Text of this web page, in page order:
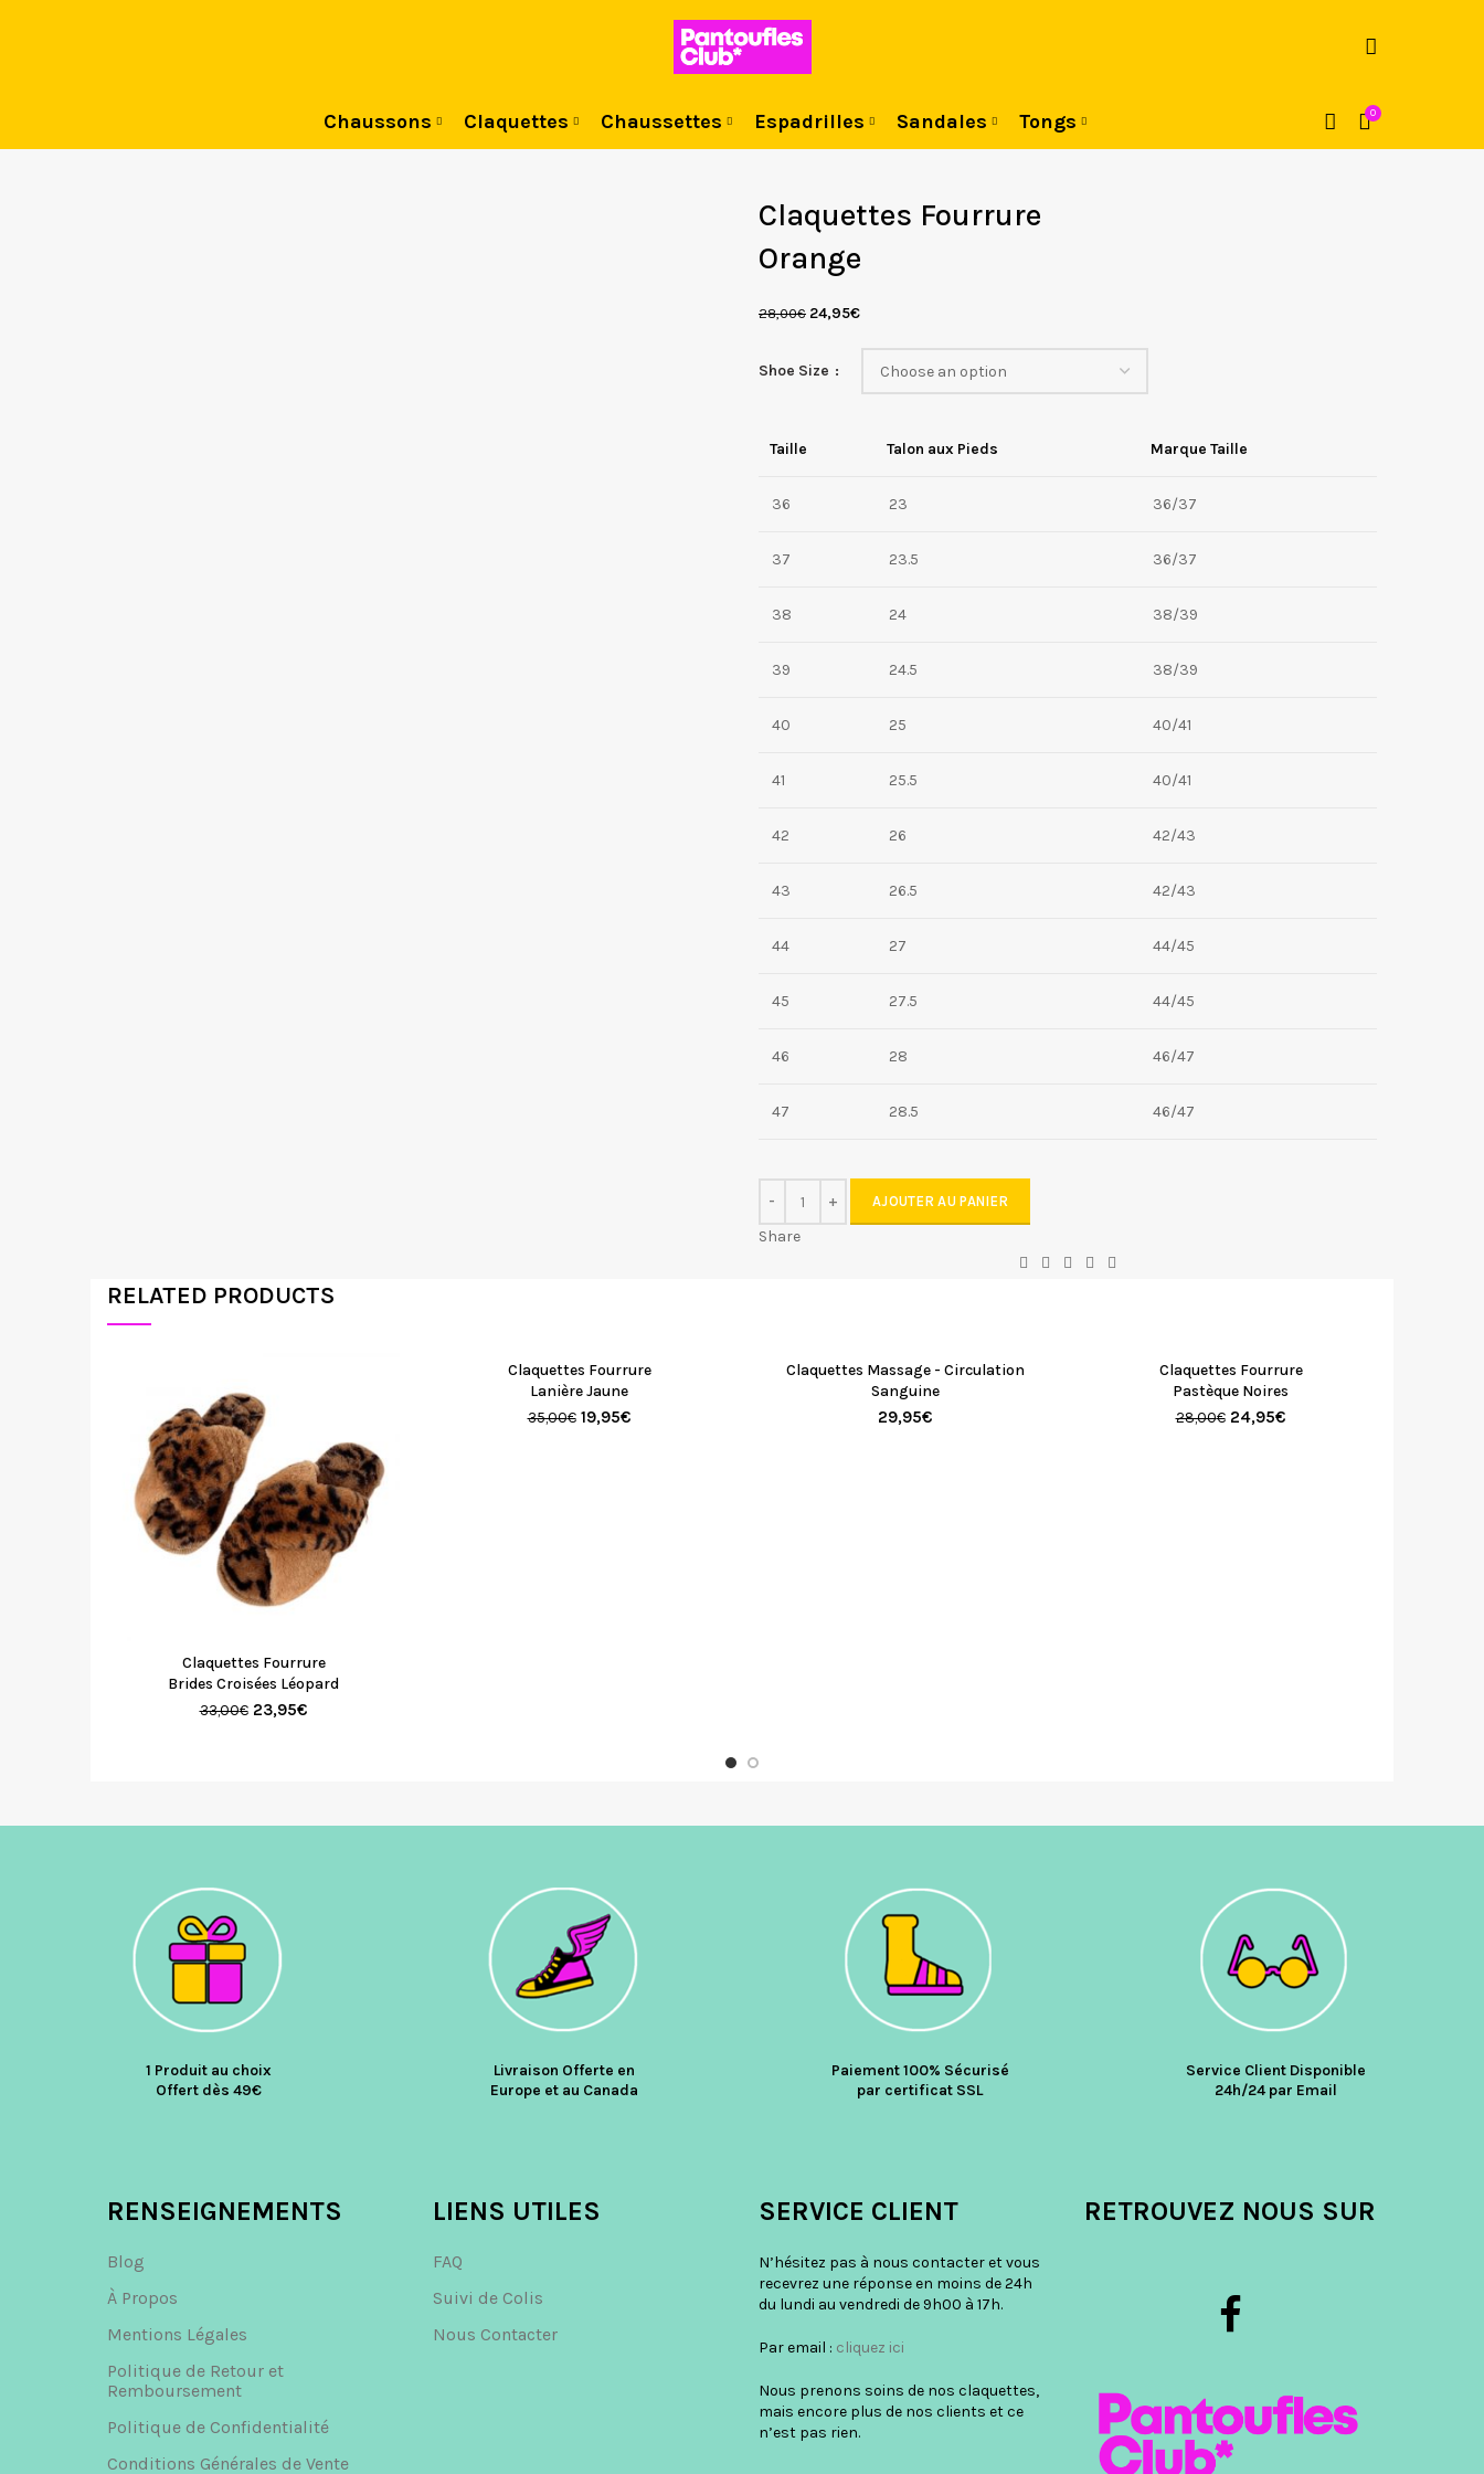
Chaussons Claquettes Chaussettes Espadrilles Sandales Tongs 0
Claquettes Fourrure
Orange
28,00€ 24,95€
Shoe Size
Taille Talon aux Pieds Marque Taille
36 23 36/37
37 23.5 36/37
38 24 38/39
39 24.5 38/39
40 25 40/41
41 25.5 40/41
42 26 42/43
43 26.5 42/43
44 27 44/45
45 27.5 44/45
46 28 46/47
47 28.5 46/47
AJOUTER AU PANIER
Share
RELATED PRODUCTS
Claquettes Fourrure
Brides Croisées Léopard
33,00€ 23,95€
Claquettes Fourrure
Lanière Jaune
35,00€ 19,95€
Claquettes Massage - Circulation
Sanguine
29,95€
Claquettes Fourrure
Pastèque Noires
28,00€ 24,95€
1 Produit au choix
Offert dès 49€
Livraison Offerte en
Europe et au Canada
Paiement 100% Sécurisé
par certificat SSL
Service Client Disponible
24h/24 par Email
RENSEIGNEMENTS
Blog
À Propos
Mentions Légales
Politique de Retour et
Remboursement
Politique de Confidentialité
Conditions Générales de Vente
LIENS UTILES
FAQ
Suivi de Colis
Nous Contacter
SERVICE CLIENT
N’hésitez pas à nous contacter et vous
recevrez une réponse en moins de 24h
du lundi au vendredi de 9h00 à 17h.
Par email : cliquez ici
Nous prenons soins de nos claquettes,
mais encore plus de nos clients et ce
n’est pas rien.
RETROUVEZ NOUS SUR